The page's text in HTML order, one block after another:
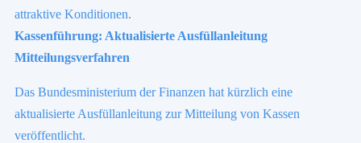
attraktive Konditionen.
Kassenführung: Aktualisierte Ausfüllanleitung
Mitteilungsverfahren
Das Bundesministerium der Finanzen hat kürzlich eine
aktualisierte Ausfüllanleitung zur Mitteilung von Kassen
veröffentlicht.